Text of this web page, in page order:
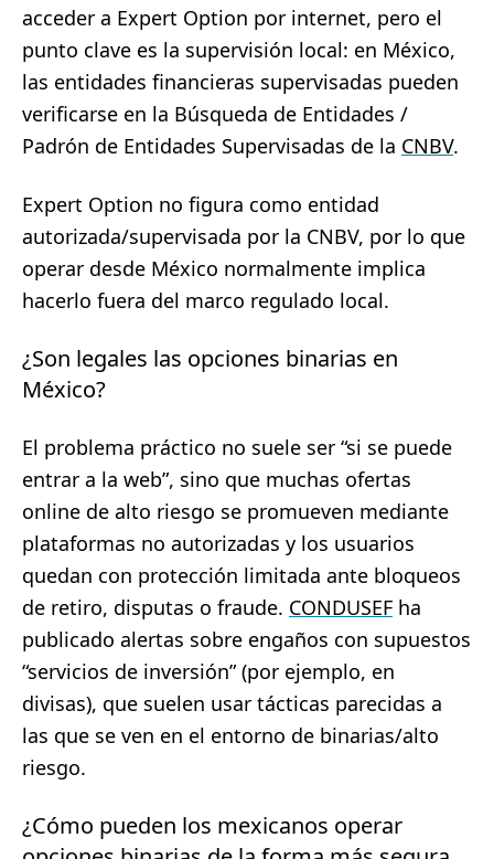
acceder a Expert Option por internet, pero el
punto clave es la supervisión local: en México,
las entidades financieras supervisadas pueden
verificarse en la Búsqueda de Entidades /
Padrón de Entidades Supervisadas de la CNBV.
Expert Option no figura como entidad
autorizada/supervisada por la CNBV, por lo que
operar desde México normalmente implica
hacerlo fuera del marco regulado local.
¿Son legales las opciones binarias en
México?
El problema práctico no suele ser “si se puede
entrar a la web”, sino que muchas ofertas
online de alto riesgo se promueven mediante
plataformas no autorizadas y los usuarios
quedan con protección limitada ante bloqueos
de retiro, disputas o fraude. CONDUSEF ha
publicado alertas sobre engaños con supuestos
“servicios de inversión” (por ejemplo, en
divisas), que suelen usar tácticas parecidas a
las que se ven en el entorno de binarias/alto
riesgo.
¿Cómo pueden los mexicanos operar